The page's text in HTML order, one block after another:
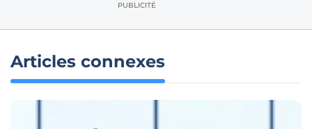
PUBLICITÉ
Articles connexes